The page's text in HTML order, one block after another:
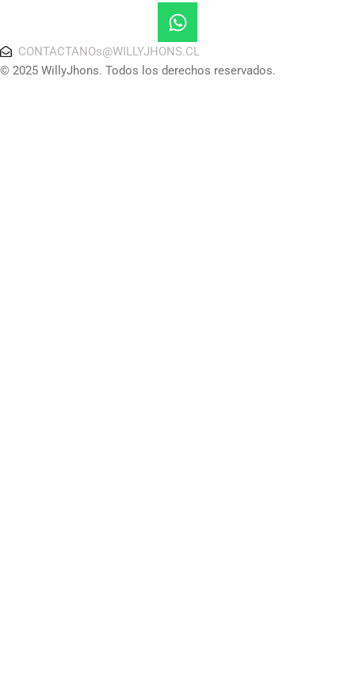
CONTACTANOs@WILLYJHONS.CL
© 2025 WillyJhons. Todos los derechos reservados.